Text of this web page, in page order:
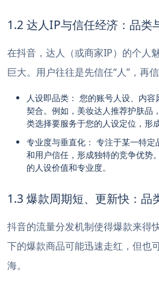
1.2 达人IP与信任经济：品类
在抖音，达人（或商家IP）的个人
巨大。用户往往是先信任“人”，再信
人设即品类： 您的账号人设、内
契合。例如，美妆达人推荐护肤品
类选择要服务于您的人设定位，形
专业度与垂直化： 专注于某一特
和用户信任，形成独特的竞争优势
的人设价值和专业度。
1.3 爆款周期短、更新快：品
抖音的流量分发机制使得爆款来得
下的爆款商品可能迅速走红，但也
海。